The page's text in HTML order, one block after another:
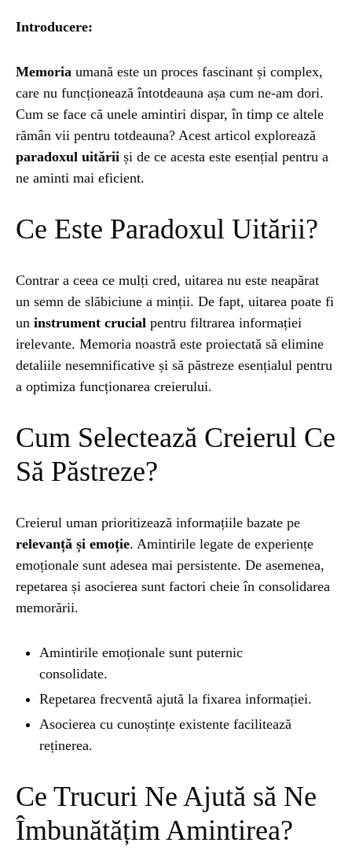
Introducere:
Memoria umană este un proces fascinant și complex,
care nu funcționează întotdeauna așa cum ne-am dori.
Cum se face că unele amintiri dispar, în timp ce altele
rămân vii pentru totdeauna? Acest articol explorează
paradoxul uitării și de ce acesta este esențial pentru a
ne aminti mai eficient.
Ce Este Paradoxul Uitării?
Contrar a ceea ce mulți cred, uitarea nu este neapărat
un semn de slăbiciune a minții. De fapt, uitarea poate fi
un instrument crucial pentru filtrarea informației
irelevante. Memoria noastră este proiectată să elimine
detaliile nesemnificative și să păstreze esențialul pentru
a optimiza funcționarea creierului.
Cum Selectează Creierul Ce
Să Păstreze?
Creierul uman prioritizează informațiile bazate pe
relevanță și emoție. Amintirile legate de experiențe
emoționale sunt adesea mai persistente. De asemenea,
repetarea și asocierea sunt factori cheie în consolidarea
memorării.
Amintirile emoționale sunt puternic
consolidate.
Repetarea frecventă ajută la fixarea informației.
Asocierea cu cunoștințe existente facilitează
reținerea.
Ce Trucuri Ne Ajută să Ne
Îmbunătățim Amintirea?
INSTALEAZ
A
APLICATIA
STIRI 1 year ago
Pământului: Mit sau Realitate?
Seriale turcesti:Top 5 cele mai bune seriale
Espressor paduri Senseo blocat?Afla cum îl
poti debloca
Ai simțit vreodată deja-vu? Află de ce se
întâmplă